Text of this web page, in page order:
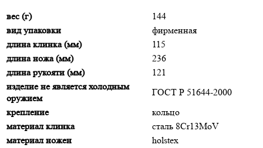
вес (г)
144
вид упаковки
фирменная
длина клинка (мм)
115
длина ножа (мм)
236
длина рукояти (мм)
121
изделие не является холодным
оружием
ГОСТ Р 51644-2000
крепление
кольцо
материал клинка
сталь 8Cr13MoV
материал ножен
holstex